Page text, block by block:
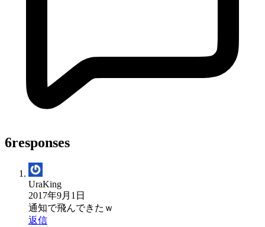
6responses
UraKing
2017年9月1日
通知で飛んできたｗ
返信